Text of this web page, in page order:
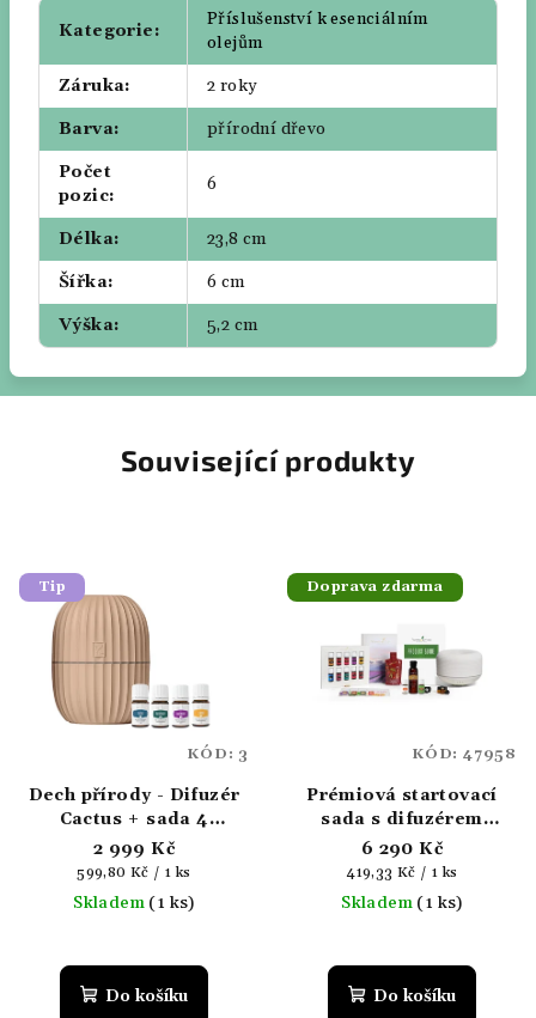
Kategorie:
Příslušenství k esenciálním
olejům
Záruka:
2 roky
Barva:
přírodní dřevo
Počet
pozic:
6
Délka:
23,8 cm
Šířka:
6 cm
Výška: 5,2 cm
Související produkty
Tip
Dech přírody - Difuzér
Cactus + sada 4
esenciálních olejů
2 999 Kč
Měrná
cena:
599,80 Kč / 1 ks
Skladem (1 ks)
Do košíku
KÓD: 3
Doprava zdarma
Prémiová startovací
sada s difuzérem
Macaron
6 290 Kč
Měrná
cena:
419,33 Kč / 1 ks
Skladem (1 ks)
hodnocení
produktu
Do košíku
KÓD: 47958